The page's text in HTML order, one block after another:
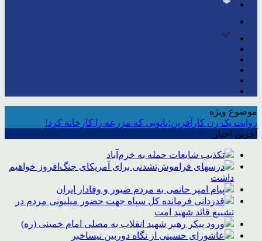
موضوع ویژه
روایت یک زن کارآفرین؛بانویی که مزرعه را کارخانه کرد!
آخرین اخبار
تکذیب شایعات حمله به خرم‌آباد
درسهای فراموش‌نشدنی برای آمریکای جنگ‌افروز خواهیم
داشت
پیام امیر حاتمی به مردم صبور و وفادار ایران
قدردانی فرمانده کل سپاه جهت حضور میلیونی مردم در
تشییع قائد شهید امت
ورود پیکر رهبر شهید انقلاب به مصلی امام خمینی (ره)
عاشورای حسینی از نگاه دوربین نیساخبر